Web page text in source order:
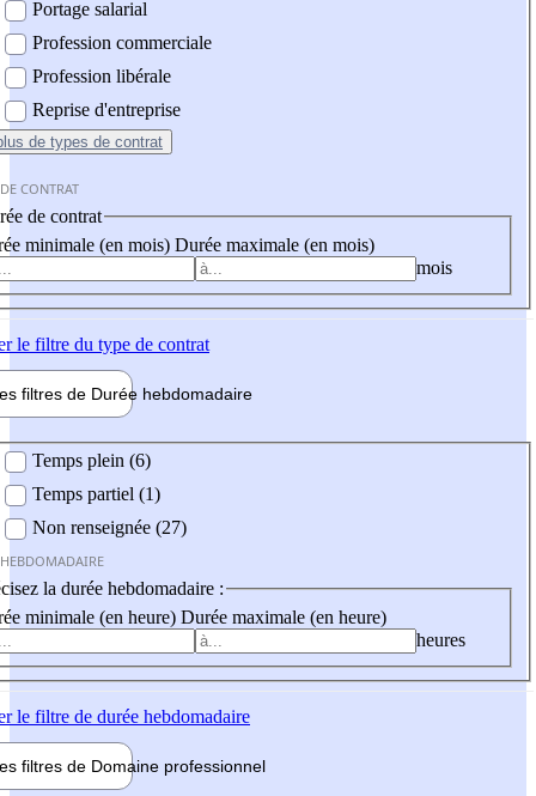
Portage salarial
Profession commerciale
Profession libérale
Reprise d'entreprise
de types de contrat
CONTRAT
de contrat
minimale (en mois) Durée maximale (en mois)
mois
le filtre du type de contrat
filtres de Durée hebdomadaire
Temps plein (6)
Temps partiel (1)
Non renseignée (27)
la durée hebdomadaire :
minimale (en heure) Durée maximale (en heure)
heures
le filtre de durée hebdomadaire
filtres de Domaine professionnel